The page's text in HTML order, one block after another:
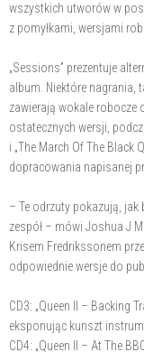
wszystkich utworów w
z pomyłkami, wersjami
„Sessions” prezentuje
album. Niektóre nagrania,
zawierają wokale robocze
ostatecznych wersji,
i „The March Of The Black
dopracowania napisanej
– Te odrzuty pokazują, jak
zespół – mówi Joshua J
Krisem Fredrikssonem
odpowiednie wersje do
CD3: „Queen II – Backing
eksponując kunszt
CD4: „Queen II – At The